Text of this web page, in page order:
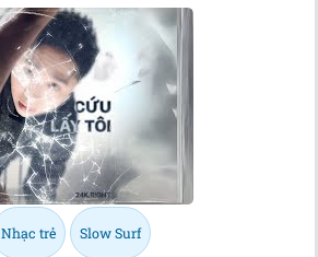
Nhạc trẻ Slow Surf